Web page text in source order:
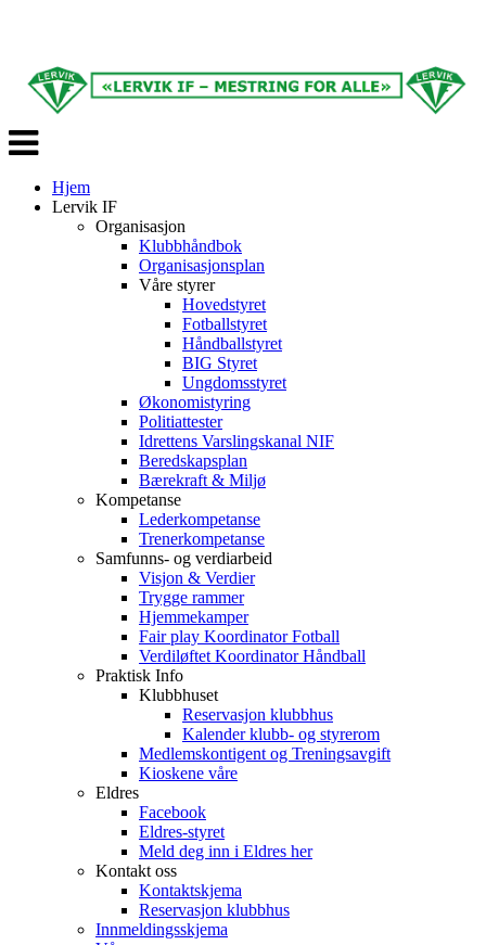
Veksle
navigasjon
Hjem
Lervik IF
Organisasjon
Klubbhåndbok
Organisasjonsplan
Våre styrer
Hovedstyret
Fotballstyret
Håndballstyret
BIG Styret
Ungdomsstyret
Økonomistyring
Politiattester
Idrettens Varslingskanal NIF
Beredskapsplan
Bærekraft & Miljø
Kompetanse
Lederkompetanse
Trenerkompetanse
Samfunns- og verdiarbeid
Visjon & Verdier
Trygge rammer
Hjemmekamper
Fair play Koordinator Fotball
Verdiløftet Koordinator Håndball
Praktisk Info
Klubbhuset
Reservasjon klubbhus
Kalender klubb- og styrerom
Medlemskontigent og Treningsavgift
Kioskene våre
Eldres
Facebook
Eldres-styret
Meld deg inn i Eldres her
Kontakt oss
Kontaktskjema
Reservasjon klubbhus
Innmeldingsskjema